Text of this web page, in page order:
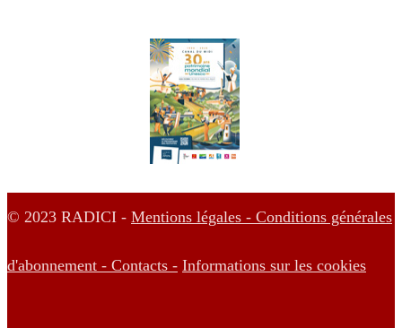
© 2023 RADICI - Mentions légales - Conditions générales
d'abonnement - Contacts - Informations sur les cookies